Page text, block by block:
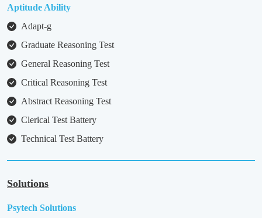
Aptitude Ability
Adapt-g
Graduate Reasoning Test
General Reasoning Test
Critical Reasoning Test
Abstract Reasoning Test
Clerical Test Battery
Technical Test Battery
Solutions
Psytech Solutions